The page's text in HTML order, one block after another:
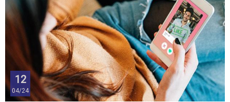
12
04/24